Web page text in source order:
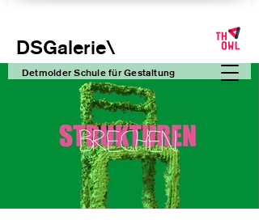
\
DSGalerie
Detmolder Schule für Gestaltung